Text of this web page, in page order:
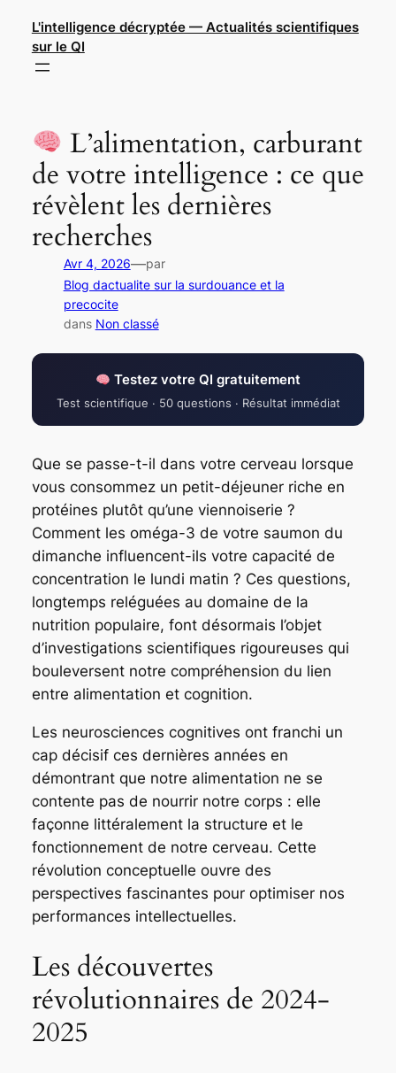
contenu
L'intelligence décryptée — Actualités scientifiques
sur le QI
L’alimentation, carburant
de votre intelligence : ce que
révèlent les dernières
recherches
Avr 4, 2026—par
Blog dactualite sur la surdouance et la
precocite
dans Non classé
Testez votre QI gratuitement
Test scientifique · 50 questions · Résultat immédiat
Que se passe-t-il dans votre cerveau lorsque
vous consommez un petit-déjeuner riche en
protéines plutôt qu’une viennoiserie ?
Comment les oméga-3 de votre saumon du
dimanche influencent-ils votre capacité de
concentration le lundi matin ? Ces questions,
longtemps reléguées au domaine de la
nutrition populaire, font désormais l’objet
d’investigations scientifiques rigoureuses qui
bouleversent notre compréhension du lien
entre alimentation et cognition.
Les neurosciences cognitives ont franchi un
cap décisif ces dernières années en
démontrant que notre alimentation ne se
contente pas de nourrir notre corps : elle
façonne littéralement la structure et le
fonctionnement de notre cerveau. Cette
révolution conceptuelle ouvre des
perspectives fascinantes pour optimiser nos
performances intellectuelles.
Les découvertes
révolutionnaires de 2024-
2025